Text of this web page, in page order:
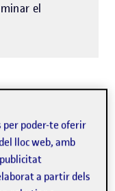
el
amb les quals ens
en l'àmbit
un bon nivell
per poder-te oferir
lloc web, amb
a partir dels